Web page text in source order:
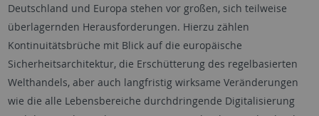
Deutschland und Europa stehen vor großen, sich teilweise
überlagernden Herausforderungen. Hierzu zählen
Kontinuitätsbrüche mit Blick auf die europäische
Sicherheitsarchitektur, die Erschütterung des regelbasierten
Welthandels, aber auch langfristig wirksame Veränderungen
wie die alle Lebensbereiche durchdringende Digitalisierung